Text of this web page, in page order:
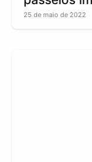
25 de maio de 2022